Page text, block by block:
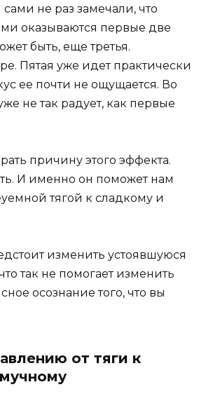
не раз замечали, что
оказываются первые две
быть, еще третья.
Пятая уже идет практически
ее почти не ощущается. Во
не так радует, как первые
причину этого эффекта.
И именно он поможет нам
тягой к сладкому и
изменить устоявшуюся
так не помогает изменить
осознание того, что вы
от тяги к